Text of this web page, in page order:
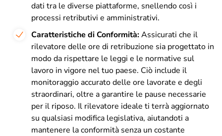
dati tra le diverse piattaforme, snellendo così i
processi retributivi e amministrativi.
Caratteristiche di Conformità:Assicurati che il
rilevatore delle ore di retribuzione sia progettato in
modo da rispettare le leggi e le normative sul
lavoro in vigore nel tuo paese. Ciò include il
monitoraggio accurato delle ore lavorate e degli
straordinari, oltre a garantire le pause necessarie
per il riposo. Il rilevatore ideale ti terrà aggiornato
su qualsiasi modifica legislativa, aiutandoti a
mantenere la conformità senza un costante